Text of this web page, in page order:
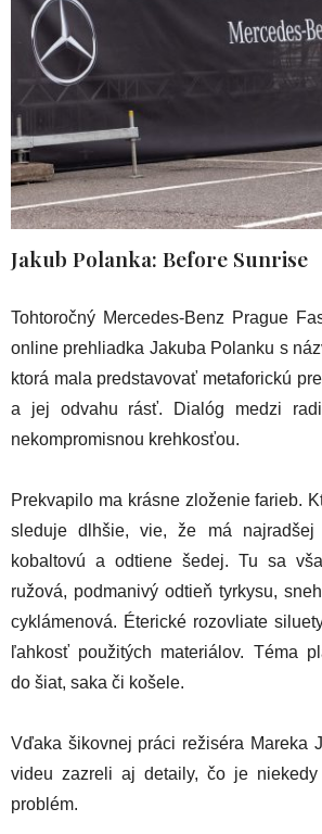
Jakub Polanka: Before Sunrise
Tohtoročný Mercedes-Benz Prague
online prehliadka Jakuba Polanku s
ktorá mala predstavovať metaforickú
a jej odvahu rásť. Dialóg medzi
nekompromisnou krehkosťou.
Prekvapilo ma krásne zloženie farieb.
sleduje dlhšie, vie, že má najradšej
kobaltovú a odtiene šedej. Tu sa
ružová, podmanivý odtieň tyrkysu,
cyklámenová. Éterické rozovliate
ľahkosť použitých materiálov. Téma
do šiat, saka či košele.
Vďaka šikovnej práci režiséra Mareka
videu zazreli aj detaily, čo je
problém.